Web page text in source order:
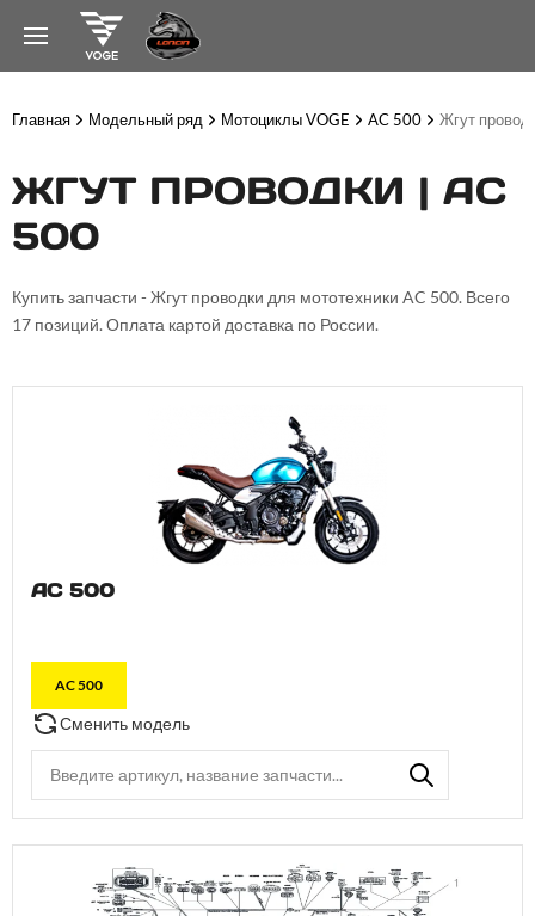
Главная Модельный ряд Мотоциклы VOGE AC 500 Жгут
ЖГУТ ПРОВОДКИ | AC
500
Купить запчасти - Жгут проводки для мототехники AC 500. Всего
17 позиций. Оплата картой доставка по России.
AC 500
AC 500
Сменить модель